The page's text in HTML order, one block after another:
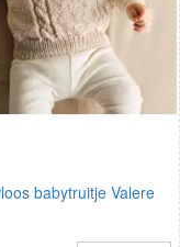
babytruitje Valere